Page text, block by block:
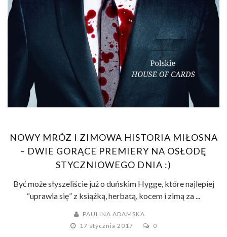
NOWY MRÓZ I ZIMOWA HISTORIA MIŁOSNA
– DWIE GORĄCE PREMIERY NA OSŁODĘ
STYCZNIOWEGO DNIA :)
Być może słyszeliście już o duńskim Hygge, które najlepiej
“uprawia się” z książką, herbatą, kocem i zimą za ...
PAULINA ADAMSKA
17 stycznia 2017
0